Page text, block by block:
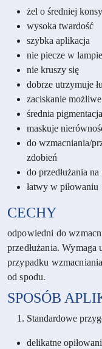
żel o średniej
wysoka twardość
szybka aplikacja
nie piecze w lampie
nie kruszy się
dobrze utrzymuje
zaciskanie
średnia pigmentacja
maskuje
do wzmacniania/
zdobień
do przedłużania
łatwy w piłowaniu
CECHY
odpowiedni do
przedłużania.
przypadku
od spodu.
SPOSÓB
Standardowe
delikatne